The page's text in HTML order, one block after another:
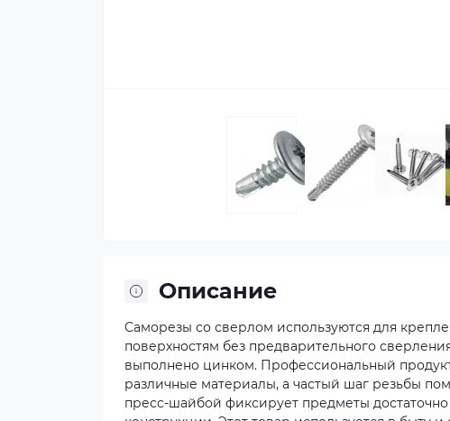
Описание
Саморезы со сверлом используются для
поверхностям без предварительного
выполнено цинком. Профессиональный
различные материалы, а частый шаг резьбы
пресс-шайбой фиксирует предметы